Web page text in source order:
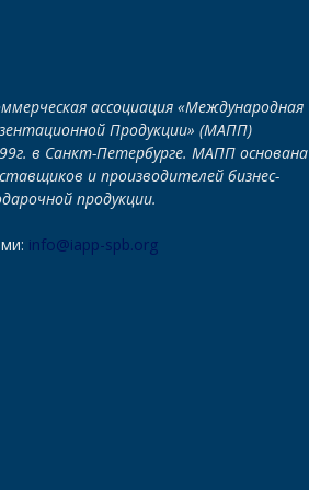
ассоциация «Международная
Продукции» (МАПП)
в Санкт-Петербурге. МАПП основана
и производителей бизнес-
продукции.
info@iapp-spb.org